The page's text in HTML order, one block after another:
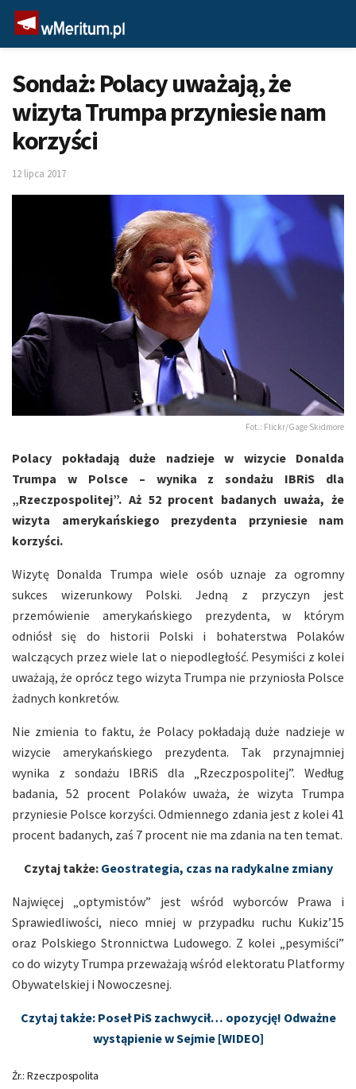
Sondaż: Polacy uważają, że
wizyta Trumpa przyniesie nam
korzyści
12 lipca 2017
Fot.: Flickr/Gage Skidmore
Polacy pokładają duże nadzieje w wizycie Donalda
Trumpa w Polsce – wynika z sondażu IBRiS dla
„Rzeczpospolitej”. Aż 52 procent badanych uważa, że
wizyta amerykańskiego prezydenta przyniesie nam
korzyści.
Wizytę Donalda Trumpa wiele osób uznaje za ogromny
sukces wizerunkowy Polski. Jedną z przyczyn jest
przemówienie amerykańskiego prezydenta, w którym
odniósł się do historii Polski i bohaterstwa Polaków
walczących przez wiele lat o niepodległość. Pesymiści z kolei
uważają, że oprócz tego wizyta Trumpa nie przyniosła Polsce
żadnych konkretów.
Nie zmienia to faktu, że Polacy pokładają duże nadzieje w
wizycie amerykańskiego prezydenta. Tak przynajmniej
wynika z sondażu IBRiS dla „Rzeczpospolitej”. Według
badania, 52 procent Polaków uważa, że wizyta Trumpa
przyniesie Polsce korzyści. Odmiennego zdania jest z kolei 41
procent badanych, zaś 7 procent nie ma zdania na ten temat.
Czytaj także: Geostrategia, czas na radykalne zmiany
Najwięcej „optymistów” jest wśród wyborców Prawa i
Sprawiedliwości, nieco mniej w przypadku ruchu Kukiz’15
oraz Polskiego Stronnictwa Ludowego. Z kolei „pesymiści”
co do wizyty Trumpa przeważają wśród elektoratu Platformy
Obywatelskiej i Nowoczesnej.
Czytaj także: Poseł PiS zachwycił… opozycję! Odważne
wystąpienie w Sejmie [WIDEO]
Źr.: Rzeczpospolita